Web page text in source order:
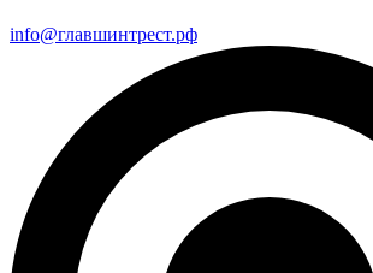
info@главшинтрест.рф